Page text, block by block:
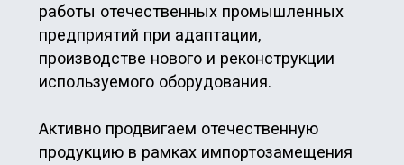
Читать о компании